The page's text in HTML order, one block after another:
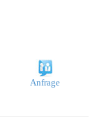
Anfrage